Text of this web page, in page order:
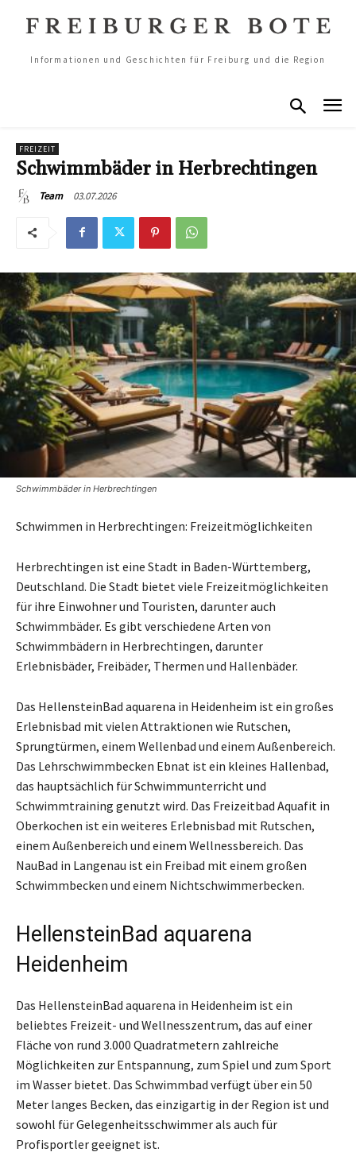
Informationen und Geschichten für Freiburg und die Region
FREIZEIT
Schwimmbäder in Herbrechtingen
Team 03.07.2026
Schwimmbäder in Herbrechtingen
Schwimmen in Herbrechtingen: Freizeitmöglichkeiten
Herbrechtingen ist eine Stadt in Baden-Württemberg,
Deutschland. Die Stadt bietet viele Freizeitmöglichkeiten
für ihre Einwohner und Touristen, darunter auch
Schwimmbäder. Es gibt verschiedene Arten von
Schwimmbädern in Herbrechtingen, darunter
Erlebnisbäder, Freibäder, Thermen und Hallenbäder.
Das HellensteinBad aquarena in Heidenheim ist ein großes
Erlebnisbad mit vielen Attraktionen wie Rutschen,
Sprungtürmen, einem Wellenbad und einem Außenbereich.
Das Lehrschwimmbecken Ebnat ist ein kleines Hallenbad,
das hauptsächlich für Schwimmunterricht und
Schwimmtraining genutzt wird. Das Freizeitbad Aquafit in
Oberkochen ist ein weiteres Erlebnisbad mit Rutschen,
einem Außenbereich und einem Wellnessbereich. Das
NauBad in Langenau ist ein Freibad mit einem großen
Schwimmbecken und einem Nichtschwimmerbecken.
HellensteinBad aquarena
Heidenheim
Das HellensteinBad aquarena in Heidenheim ist ein
beliebtes Freizeit- und Wellnesszentrum, das auf einer
Fläche von rund 3.000 Quadratmetern zahlreiche
Möglichkeiten zur Entspannung, zum Spiel und zum Sport
im Wasser bietet. Das Schwimmbad verfügt über ein 50
Meter langes Becken, das einzigartig in der Region ist und
sowohl für Gelegenheitsschwimmer als auch für
Profisportler geeignet ist.